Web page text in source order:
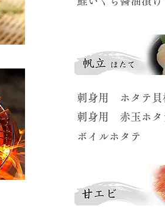
刺身用 ホタテ
刺身用 赤玉ホタ
​ボイルホタテ